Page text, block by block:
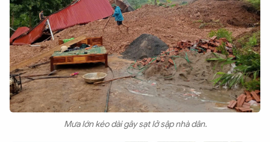
Infographic
Chuyên trangAn ninh thế giớiVăn nghệ Công an
Chuyên đề
Mưa lớn kéo dài gây sạt lở sập nhà dân.